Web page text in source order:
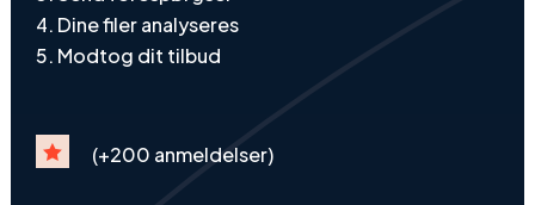
Dine filer analyseres
Modtog dit tilbud
 (+200 anmeldelser)